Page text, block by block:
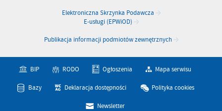
Elektroniczna Skrzynka Podawcza
E-usługi (EPWiOD)
Publikacja informacji podmiotów zewnętrznych
BIP RODO Ogłoszenia Mapa serwisu
Bazy Deklaracja dostępności Polityka cookies
Newsletter